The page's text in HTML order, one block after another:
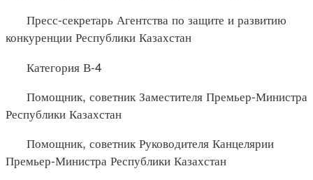
Пресс-секретарь Агентства по защите и развитию
конкуренции Республики Казахстан
Категория В-4
Помощник, советник Заместителя Премьер-Министра
Республики Казахстан
Помощник, советник Руководителя Канцелярии
Премьер-Министра Республики Казахстан